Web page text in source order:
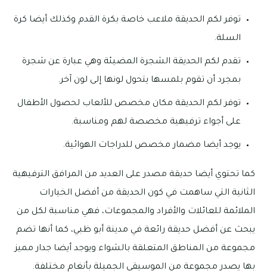
توفر لكم الحديقة ملاعب خاصة بكرة القدم وكذلك أيضا كرة
السلة.
تقدم لكم الحديقة الشجرة المضيئة وهي عبارة عن شجرة
بمجرد أن تقوم بلمسها يتحول لونها إلى لون آخر.
توفر لكم الحديقة مكان مخصص للألعاب لحصول الأطفال
على أجواء ترفيهية مخصصة لهم ومناسبة.
يوجد أيضا مضمار مخصص للدراجات الهوائية.
كما تحتوي أيضا حديقة مصدر على العديد من المرافق الترفيهية
الثانية التي ساهمت في كون الحديقة من أفضل الخيارات
الملائمة للعائلات والأفراد والمجموعات، فهي مناسبة لكل من
يبحث عن أفضل حديقة رائعة في مدينة أبو ظبي، كما أنها تضم
مجموعة من المناطق المتعلقة بالشواء ويوجد أيضا جدار مميز
بها يصدر مجموعة من الموسيقى الجميلة بأنغام مختلفة.